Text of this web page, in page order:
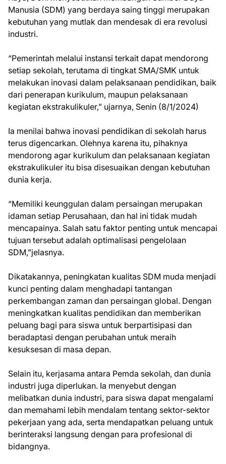
Manusia (SDM) yang berdaya saing tinggi merupakan
kebutuhan yang mutlak dan mendesak di era revolusi
industri.
“Pemerintah melalui instansi terkait dapat mendorong
setiap sekolah, terutama di tingkat SMA/SMK untuk
melakukan inovasi dalam pelaksanaan pendidikan, baik
dari penerapan kurikulum, maupun pelaksanaan
kegiatan ekstrakulikuler,” ujarnya, Senin (8/1/2024)
Ia menilai bahwa inovasi pendidikan di sekolah harus
terus digencarkan. Olehnya karena itu, pihaknya
mendorong agar kurikulum dan pelaksanaan kegiatan
ekstrakulikuler itu bisa disesuaikan dengan kebutuhan
dunia kerja.
“Memiliki keunggulan dalam persaingan merupakan
idaman setiap Perusahaan, dan hal ini tidak mudah
mencapainya. Salah satu faktor penting untuk mencapai
tujuan tersebut adalah optimalisasi pengelolaan
SDM,”jelasnya.
Dikatakannya, peningkatan kualitas SDM muda menjadi
kunci penting dalam menghadapi tantangan
perkembangan zaman dan persaingan global. Dengan
meningkatkan kualitas pendidikan dan memberikan
peluang bagi para siswa untuk berpartisipasi dan
beradaptasi dengan perubahan untuk meraih
kesuksesan di masa depan.
Selain itu, kerjasama antara Pemda sekolah, dan dunia
industri juga diperlukan. Ia menyebut dengan
melibatkan dunia industri, para siswa dapat mengalami
dan memahami lebih mendalam tentang sektor-sektor
pekerjaan yang ada, serta mendapatkan peluang untuk
berinteraksi langsung dengan para profesional di
bidangnya.